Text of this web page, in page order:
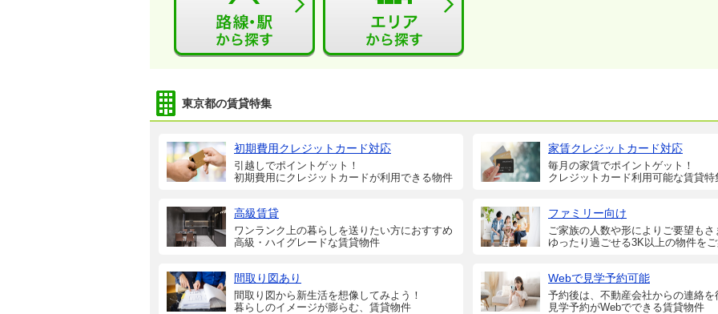
東京都の賃貸特集
初期費用クレジットカード対応
引越しでポイントゲット！
初期費用にクレジットカードが利用できる物件
家賃クレジットカード対応
毎月の家賃でポイントゲット！
クレジットカード利用可能な賃貸特
高級賃貸
ワンランク上の暮らしを送りたい方におすすめ
高級・ハイグレードな賃貸物件
ファミリー向け
ご家族の人数や形によりご要望もさ
ゆったり過ごせる3K以上の物件を
間取り図あり
間取り図から新生活を想像してみよう！
暮らしのイメージが膨らむ、賃貸物件
Webで見学予約可能
予約後は、不動産会社からの連絡を
見学予約がWebでできる賃貸物件